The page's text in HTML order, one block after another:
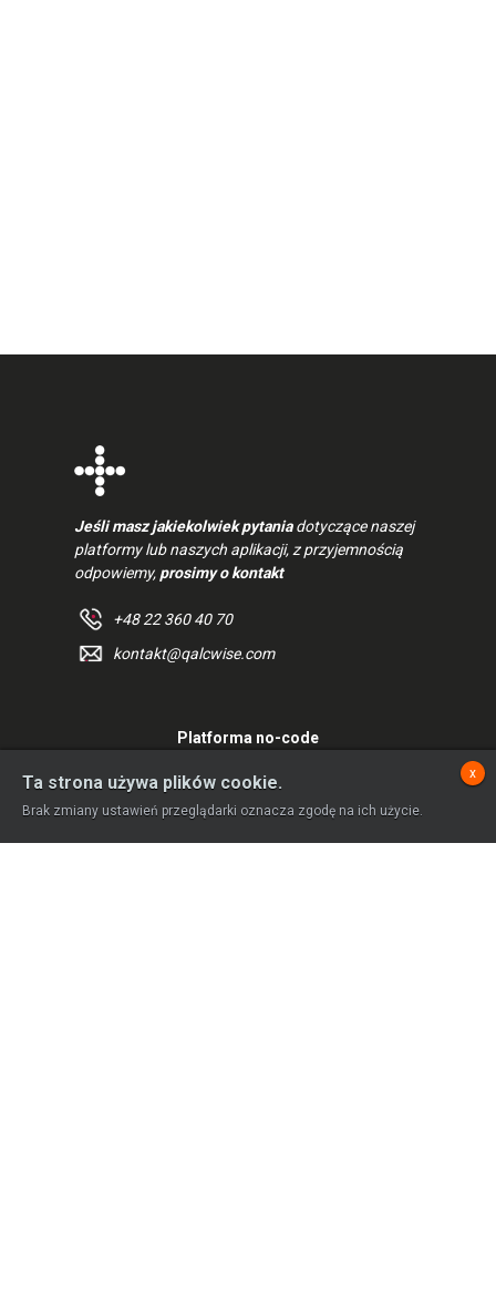
Jeśli masz jakiekolwiek pytaniadotyczące naszej
platformy lub naszych aplikacji, z przyjemnością
odpowiemy, prosimy o kontakt
+48 22 360 40 70
kontakt@qalcwise.com
Platforma no-code
Rozwiązania
Ta strona używa plików cookie.
Brak zmiany ustawień przeglądarki oznacza zgodę na ich użycie.
x